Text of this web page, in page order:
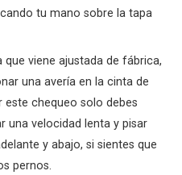
tu mano sobre la tapa
viene ajustada de fábrica,
una avería en la cinta de
este chequeo solo debes
una velocidad lenta y pisar
y abajo, si sientes que
pernos.